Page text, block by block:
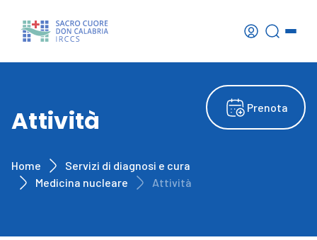
Prenota
Attività
Home
Servizi di diagnosi e cura
Medicina nucleare
Attività